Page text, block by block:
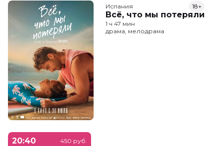
Испания
Всё, что мы потеряли
18+
1 ч 47 мин
драма, мелодрама
20:40
450 руб.